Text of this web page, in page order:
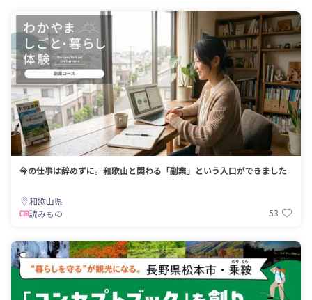
今の仕事は辞めずに。和歌山と関わる「副業」という入口ができました
和歌山県
読みもの
53